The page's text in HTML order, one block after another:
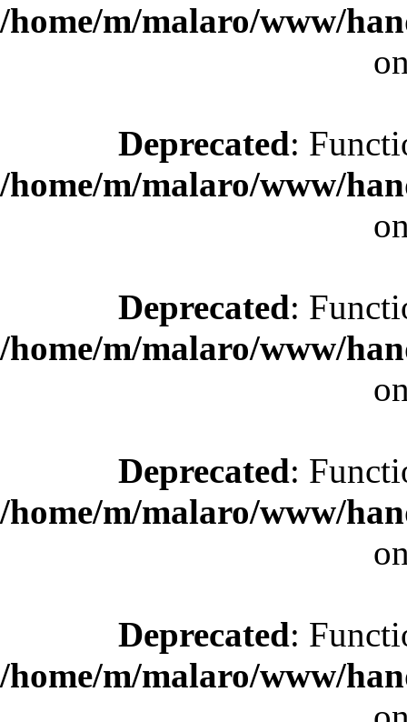
/home/m/malaro/www/
Deprecated:
/home/m/malaro/www/
Deprecated:
/home/m/malaro/www/
Deprecated:
/home/m/malaro/www/
Deprecated:
/home/m/malaro/www/